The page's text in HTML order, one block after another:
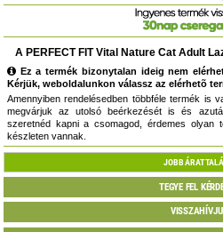
A PERFECT FIT Vital Nature Cat Adult
Ez a termék bizonytalan ideig nem
Kérjük, weboldalunkon válassz az elérhetõ
Amennyiben rendelésedben többféle termék is
megvárjuk az utolsó beérkezését is és
szeretnéd kapni a csomagod, érdemes olyan
készleten vannak.
JOBB ÁRAT
TEGYE FEL